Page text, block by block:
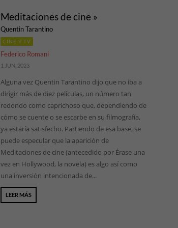
Meditaciones de cine »
Quentin Tarantino
CINE Y TV
Federico Romani
1 JUN, 2023
Alguna vez Quentin Tarantino dijo que no iba a
dirigir más de diez películas, un número tan
redondo como caprichoso que, dependiendo de
cómo se cuente o se escarbe en su filmografía,
ya estaría satisfecho. Partiendo de esa base, se
puede especular que la aparición de
Meditaciones de cine (antecedido por Érase una
vez en Hollywood, la novela) es algo así como
una inversión intencionada de...
LEER MÁS